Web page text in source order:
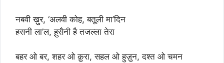
नबवी ख़ुर, ‘अलवी कोह, बतूली मा’दिन
हसनी ला’ल, ह़ुसैनी है तजल्ला तेरा
बहर ओ बर, शहर ओ क़ुरा, सहल ओ हुज़ुन, दश्त ओ चमन